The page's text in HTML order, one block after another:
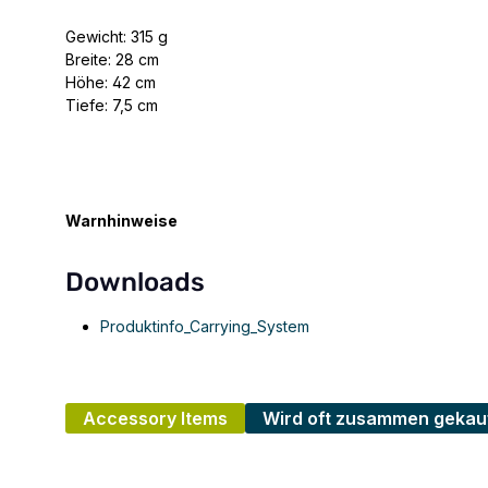
Gewicht: 315 g
Breite: 28 cm
Höhe: 42 cm
Tiefe: 7,5 cm
Warnhinweise
Downloads
Produktinfo_Carrying_System
Accessory Items Wird oft zusammen